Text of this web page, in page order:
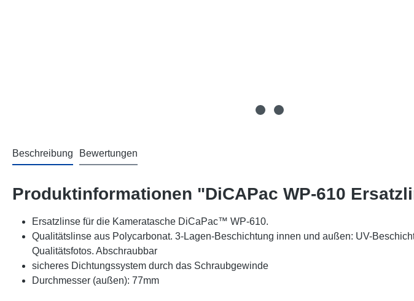
Beschreibung Bewertungen
Produktinformationen "DiCAPac WP-610
Ersatzlinse für die Kameratasche DiCaPac™ WP-610.
Qualitätslinse aus Polycarbonat. 3-Lagen-Beschichtung innen und außen: UV-
Qualitätsfotos. Abschraubbar
sicheres Dichtungssystem durch das Schraubgewinde
Durchmesser (außen): 77mm